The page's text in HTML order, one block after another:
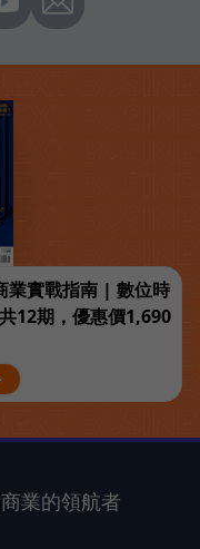
業實戰指南 | 數位時
12期，優惠價1,690
業的領航者